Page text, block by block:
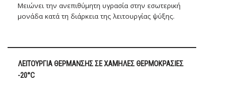
Μειώνει την ανεπιθύμητη υγρασία στην εσωτερική
μονάδα κατά τη διάρκεια της λειτουργίας ψύξης.
ΛΕΙΤΟΥΡΓΊΑ ΘΈΡΜΑΝΣΗΣ ΣΕ ΧΑΜΗΛΈΣ ΘΕΡΜΟΚΡΑΣΊΕΣ
-20°C